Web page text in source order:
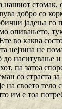
нашиот стомак,
добро со
јадења
опивањето,
во каква
нејзина не
наситување
па затоа
со страста
на своето
им е тоа